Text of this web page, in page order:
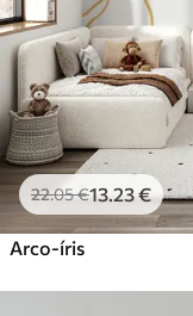
22.05€13.23€
Arco-íris